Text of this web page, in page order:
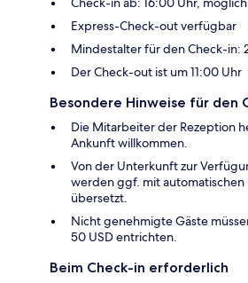
Express-Check-out verfügbar
Mindestalter für den Check-in:
Der Check-out ist um 11:00 Uhr
Besondere Hinweise für den
Die Mitarbeiter der Rezeption
Ankunft willkommen.
Von der Unterkunft zur
werden ggf. mit
übersetzt.
Nicht genehmigte Gäste
50 USD entrichten.
Beim Check-in erforderlich